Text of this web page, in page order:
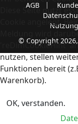
AGB
© Copyright 2026,
Diese Seite nutzt
Cookie angelegt.
Meldung wird
'reDimCookieHint'
nutzen, stellen
Funktionen bereit
Warenkorb).
OK, verstanden.